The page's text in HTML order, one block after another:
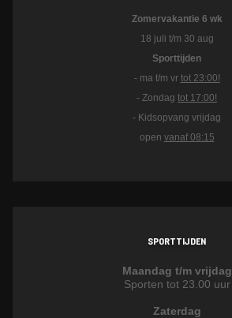
Zomervakantie 6 wk
18 juli t/m 30 aug
Sporttijden
- ma t/m vr tot 23:00!
- Zondag tot 17:00!
- Kidsopvang vrijdag
open vanaf 08:15
SPORTTIJDEN
Maandag t/m vrijdag
Sporten tot 23.00 uur
Zaterdag